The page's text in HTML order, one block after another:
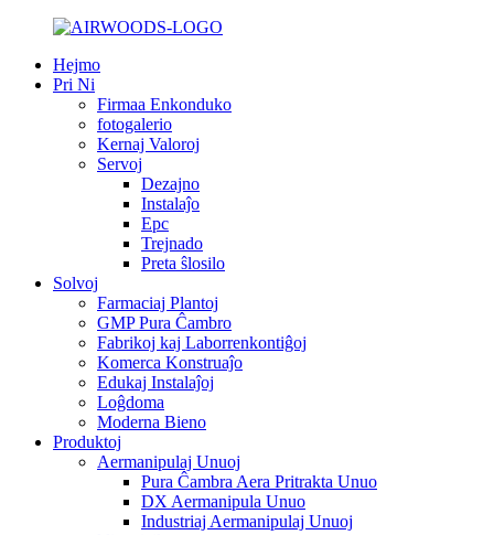
Hejmo
Pri Ni
Firmaa Enkonduko
fotogalerio
Kernaj Valoroj
Servoj
Dezajno
Instalaĵo
Epc
Trejnado
Preta ŝlosilo
Solvoj
Farmaciaj Plantoj
GMP Pura Ĉambro
Fabrikoj kaj Laborrenkontiĝoj
Komerca Konstruaĵo
Edukaj Instalaĵoj
Loĝdoma
Moderna Bieno
Produktoj
Aermanipulaj Unuoj
Pura Ĉambra Aera Pritrakta Unuo
DX Aermanipula Unuo
Industriaj Aermanipulaj Unuoj